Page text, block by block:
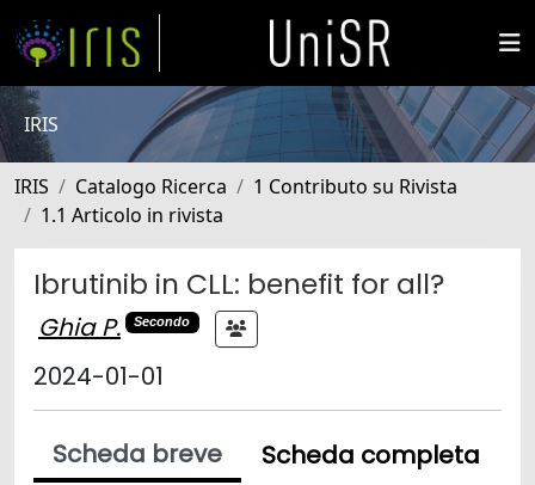
IRIS
IRIS Catalogo Ricerca
1 Contributo su Rivista
1.1 Articolo in rivista
Ibrutinib in CLL: benefit for all?
Ghia P. Secondo
2024-01-01
Scheda breve
Scheda completa